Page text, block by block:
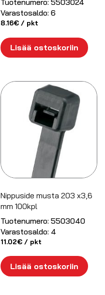
Tuotenumero: 5503024
Varastosaldo: 6
8.16€ / pkt
Lisää ostoskoriin
Nippuside musta 203 x3,6
mm 100kpl
Tuotenumero: 5503040
Varastosaldo: 4
11.02€ / pkt
Lisää ostoskoriin